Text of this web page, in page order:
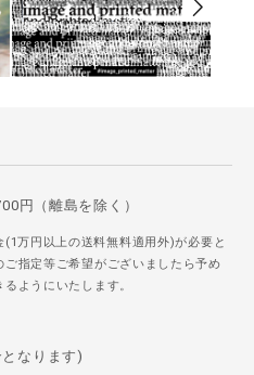
円（離島を除く）
万円以上の送料無料適用外)が必要と
指定等ご希望がございましたら予め
ようにいたします。
なります)